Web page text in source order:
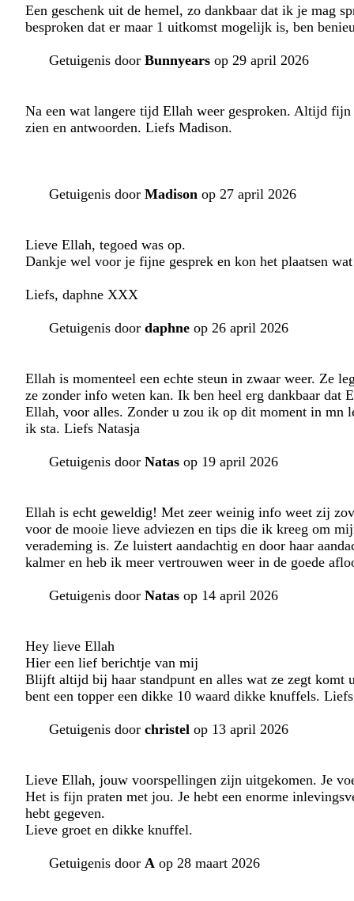
Een geschenk uit de hemel, zo dankbaar dat ik je mag
besproken dat er maar 1 uitkomst mogelijk is, ben
Getuigenis door Bunnyears op 29 april 2026
Na een wat langere tijd Ellah weer gesproken. Altijd
zien en antwoorden. Liefs Madison.
Getuigenis door Madison op 27 april 2026
Lieve Ellah, tegoed was op.
Dankje wel voor je fijne gesprek en kon het plaatsen
Liefs, daphne XXX
Getuigenis door daphne op 26 april 2026
Ellah is momenteel een echte steun in zwaar weer. Ze
ze zonder info weten kan. Ik ben heel erg dankbaar
Ellah, voor alles. Zonder u zou ik op dit moment in mn
ik sta. Liefs Natasja
Getuigenis door Natas op 19 april 2026
Ellah is echt geweldig! Met zeer weinig info weet zij
voor de mooie lieve adviezen en tips die ik kreeg om
verademing is. Ze luistert aandachtig en door haar
kalmer en heb ik meer vertrouwen weer in de goede
Getuigenis door Natas op 14 april 2026
Hey lieve Ellah
Hier een lief berichtje van mij
Blijft altijd bij haar standpunt en alles wat ze zegt
bent een topper een dikke 10 waard dikke knuffels.
Getuigenis door christel op 13 april 2026
Lieve Ellah, jouw voorspellingen zijn uitgekomen. Je
Het is fijn praten met jou. Je hebt een enorme
hebt gegeven.
Lieve groet en dikke knuffel.
Getuigenis door A op 28 maart 2026